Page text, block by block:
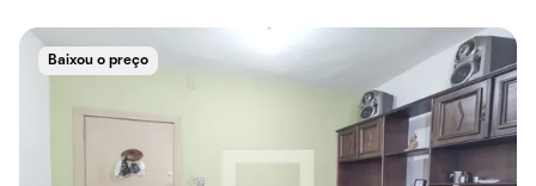
Baixou o preço